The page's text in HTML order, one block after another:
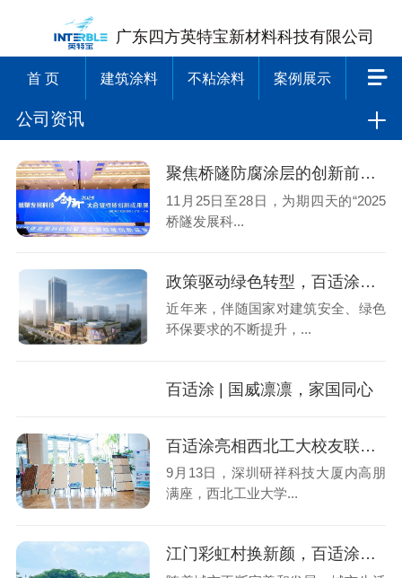
广东四方英特宝新材料科技有限公司
首 页 建筑涂料 不粘涂料 案例展示
公司资讯
聚焦桥隧防腐涂层的创新前沿，聚苯胺陶瓷涂料闪耀广州展会
11月25日至28日，为期四天的“2025
桥隧发展科...
政策驱动绿色转型，百适涂无机陶瓷涂料，引领健康建筑新浪潮
近年来，伴随国家对建筑安全、绿色
环保要求的不断提升，...
百适涂 | 国威凛凛，家国同心
百适涂亮相西北工大校友联谊会，无机陶瓷涂料引关注
9月13日，深圳研祥科技大厦内高朋
满座，西北工业大学...
江门彩虹村换新颜，百适涂无机涂料助力翻新